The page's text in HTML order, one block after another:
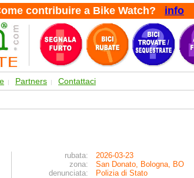
contribuire a Bike Watch? info
| Partners | Contattaci
rubata:
2026-03-23
zona:
San Donato, Bologna, BO
denunciata:
Polizia di Stato